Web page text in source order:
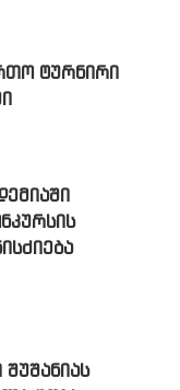
ᲢᲣᲠᲜᲘᲠᲘ